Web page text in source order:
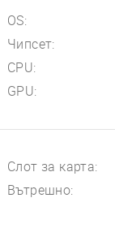
OS:
Чипсет:
CPU:
GPU:
Слот за карта:
Вътрешно: